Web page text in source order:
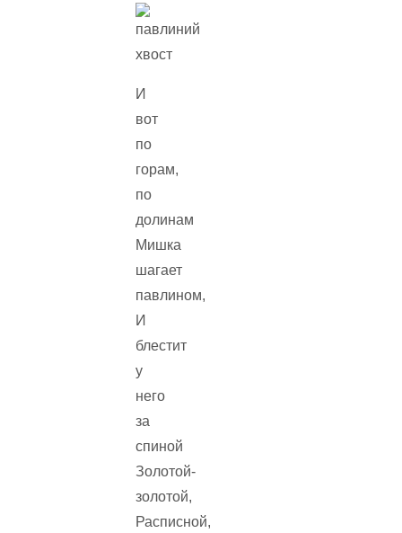
И
вот
по
горам,
по
долинам
Мишка
шагает
павлином,
И
блестит
у
него
за
спиной
Золотой-
золотой,
Расписной,